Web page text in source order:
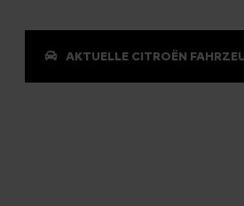
AKTUELLE CITROËN